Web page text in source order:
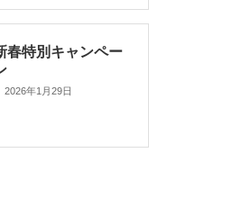
春特別キャンペー
2026年1月29日